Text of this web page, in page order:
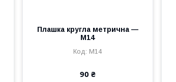
Плашка кругла метрична —
М14
М14
90 ₴